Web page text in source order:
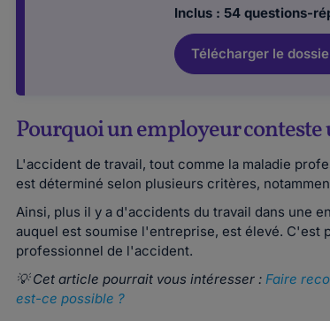
Inclus : 54 questions-
Télécharger le
Pourquoi un employeur conteste
L'accident de travail, tout comme la maladie
est déterminé selon plusieurs critères,
Ainsi, plus il y a d'accidents du travail dans une
auquel est soumise l'entreprise, est élevé.
professionnel de l'accident.
💡 Cet article pourrait vous intéresser :Faire
est-ce possible ?